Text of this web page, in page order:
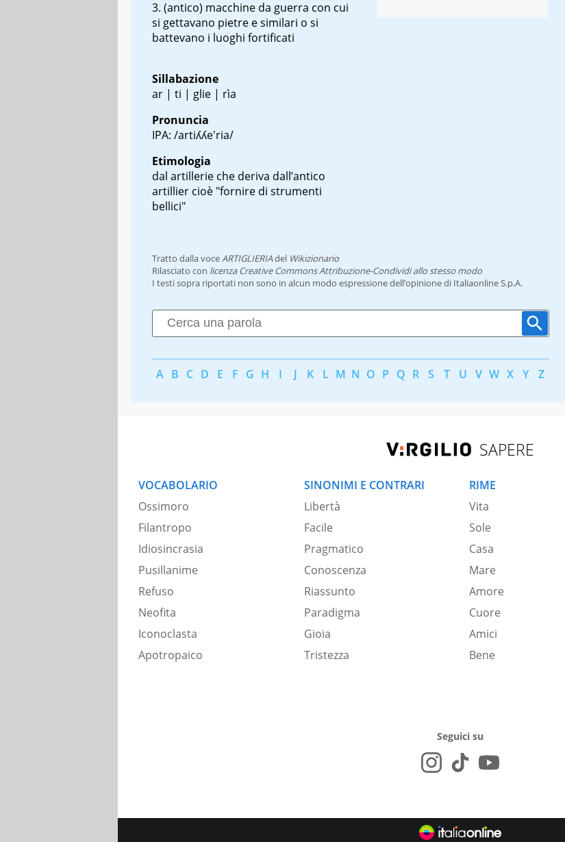
(antico) macchine da guerra con cui
si gettavano pietre e similari o si
battevano i luoghi fortificati
Sillabazione
ar | ti | glie | rìa
Pronuncia
IPA: /artiʎʎe'ria/
Etimologia
dal artillerie che deriva dall’antico
artillier cioè "fornire di strumenti
bellici"
Tratto dalla voce ARTIGLIERIAdel Wikizionario
Rilasciato con licenza Creative Commons Attribuzione-Condividi allo stesso modo
I testi sopra riportati non sono in alcun modo espressione dell’opinione di Italiaonline S.p.A.
A B C D E F G H I J K L M N O P Q R S T U V W X Y Z
SAPERE
VOCABOLARIO
Ossimoro
Filantropo
Idiosincrasia
Pusillanime
Refuso
Neofita
Iconoclasta
Apotropaico
SINONIMI E CONTRARI
Libertà
Facile
Pragmatico
Conoscenza
Riassunto
Paradigma
Gioia
Tristezza
RIME
Vita
Sole
Casa
Mare
Amore
Cuore
Amici
Bene
Seguici su